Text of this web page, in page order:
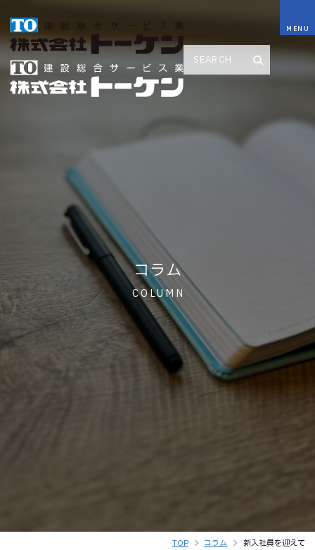
コラム
COLUMN
TOP コラム 新入社員を迎えて